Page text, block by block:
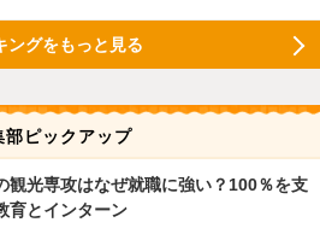
ングをもっと見る
部ピックアップ
観光専攻はなぜ就職に強い？100％を支
育とインターン